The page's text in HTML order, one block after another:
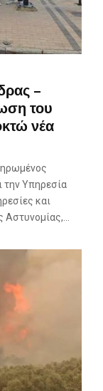
–
του
νέα
την Υπηρεσία
και
Αστυνομίας,...